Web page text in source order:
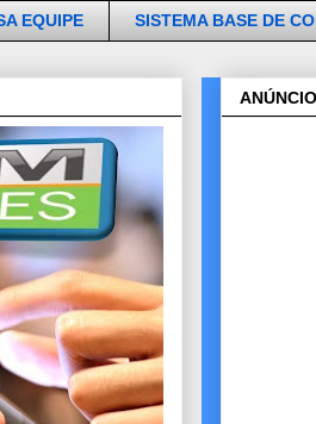
EQUIPE SISTEMA BASE DE
ANÚNCIO